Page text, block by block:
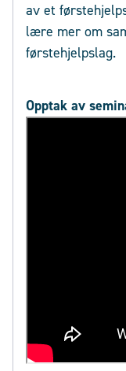
av et
lære mer om
førstehjelpslag.
Opptak av